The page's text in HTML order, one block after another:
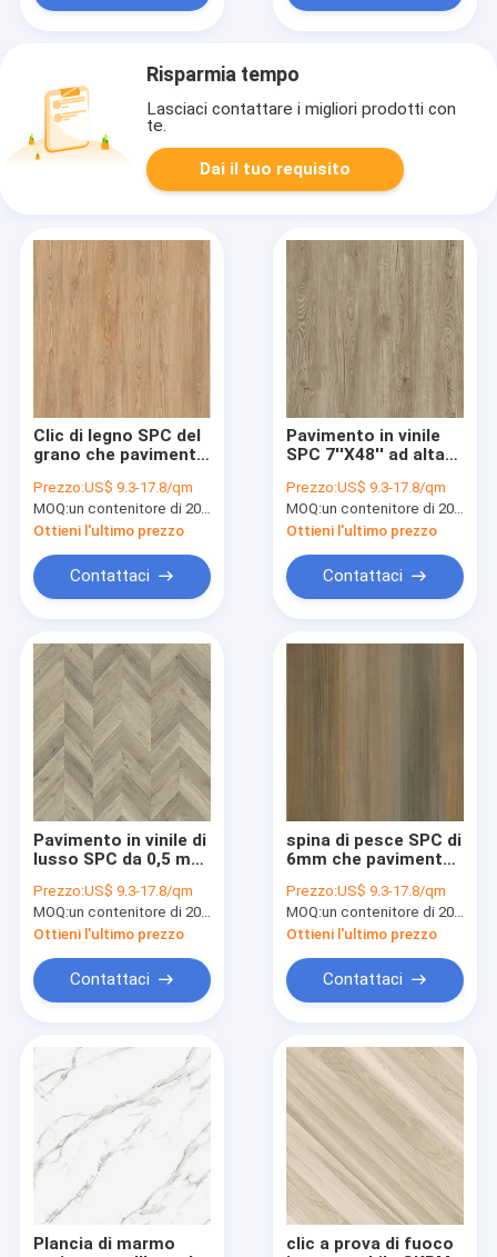
Casa
Prodotti
Mostra VR
Risparmia tempo
Lasciaci contattare i migliori prodotti con
te.
Dai il tuo requisito
Clic di legno SPC del
grano che pavimenta
GKBM Greenpy SY-
W1002 della gioventù
di 4mm
Prezzo:US$ 9.3-17.8/qm
MOQ:un contenitore di 20FT, o 2500 metri quadri;
Ottieni l'ultimo prezzo
Contattaci
Pavimento in vinile
SPC 7''X48'' ad alta
Prezzo:US$ 9.3-17.8/qm
MOQ:un contenitore di 20FT, o 2500 metri quadri;
Ottieni l'ultimo prezzo
Contattaci
Pavimento in vinile di
lusso SPC da 0,5 mm
Prezzo:US$ 9.3-17.8/qm
MOQ:un contenitore di 20FT, o 2500 metri quadri;
Ottieni l'ultimo prezzo
Contattaci
spina di pesce SPC di
6mm che pavimenta
incombustibile
insonorizzato GKBM
FT-W29171-2 di legno
di Burlywood di clic di
Unilin
Prezzo:US$ 9.3-17.8/qm
MOQ:un contenitore di 20FT, o 2500 metri quadri;
Ottieni l'ultimo prezzo
Contattaci
Plancia di marmo
clic a prova di fuoco